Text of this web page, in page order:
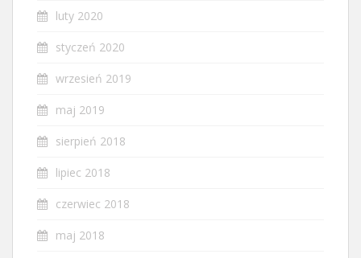
luty 2020
styczeń 2020
wrzesień 2019
maj 2019
sierpień 2018
lipiec 2018
czerwiec 2018
maj 2018